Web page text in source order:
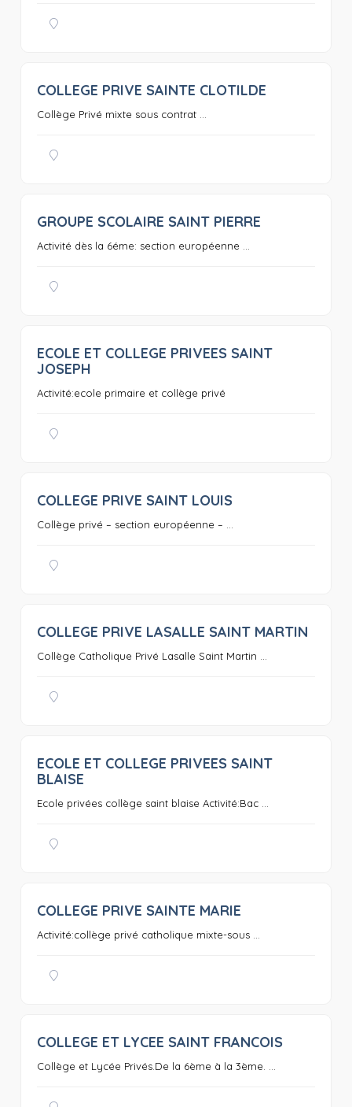
COLLEGE PRIVE SAINTE CLOTILDE
Collège Privé mixte sous contrat ...
GROUPE SCOLAIRE SAINT PIERRE
Activité dès la 6éme: section européenne ...
ECOLE ET COLLEGE PRIVEES SAINT
JOSEPH
Activité:ecole primaire et collège privé
COLLEGE PRIVE SAINT LOUIS
Collège privé – section européenne – ...
0
COLLEGE PRIVE LASALLE SAINT MARTIN
Collège Catholique Privé Lasalle Saint Martin ...
ECOLE ET COLLEGE PRIVEES SAINT
BLAISE
Ecole privées collège saint blaise Activité:Bac ...
COLLEGE PRIVE SAINTE MARIE
Activité:collège privé catholique mixte-sous ...
COLLEGE ET LYCEE SAINT FRANCOIS
Collège et Lycée Privés.De la 6ème à la 3ème. ...